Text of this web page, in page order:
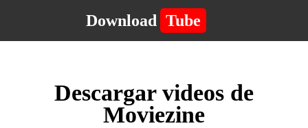
Download Tube
Descargar videos de
Moviezine